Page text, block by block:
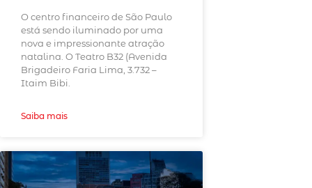
O centro financeiro de São Paulo
está sendo iluminado por uma
nova e impressionante atração
natalina. O Teatro B32 (Avenida
Brigadeiro Faria Lima, 3.732 –
Itaim Bibi.
Saiba mais